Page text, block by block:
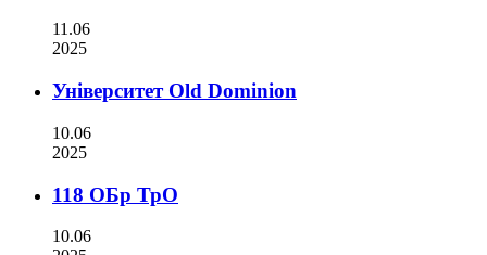
11.06
2025
Університет Old Dominion
10.06
2025
118 ОБр ТрО
10.06